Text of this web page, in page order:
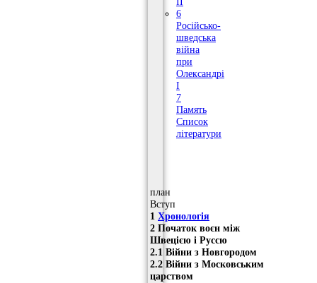
6
Російсько-
шведська
війна
при
Олександрі
I
7
Память
Список
літератури
план
Вступ
1 Хронологія
2 Початок воєн між
Швецією і Руссю
2.1 Війни з Новгородом
2.2 Війни з Московським
царством